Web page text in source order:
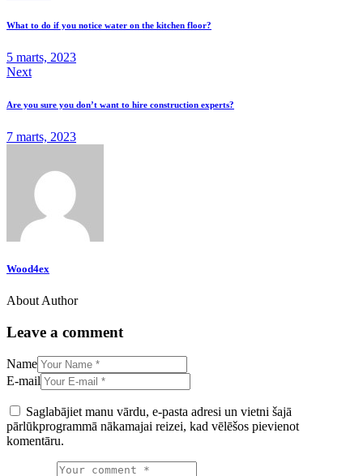
What to do if you notice water on the kitchen floor?
5 marts, 2023
Next
Are you sure you don’t want to hire construction experts?
7 marts, 2023
Wood4ex
About Author
Leave a comment
Name
E-mail
Saglabājiet manu vārdu, e-pasta adresi un vietni šajā
pārlūkprogrammā nākamajai reizei, kad vēlēšos pievienot
komentāru.